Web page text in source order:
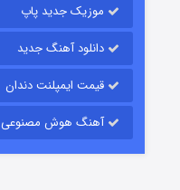
موزیک جدید پاپ
دانلود آهنگ جدید
قیمت ایمپلنت دندان
آهنگ هوش مصنوعی